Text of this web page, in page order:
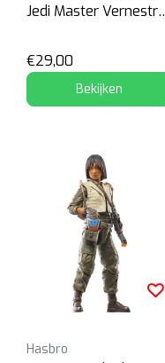
Jedi Master Vernestra
€29,00
Bekijken
Hasbro